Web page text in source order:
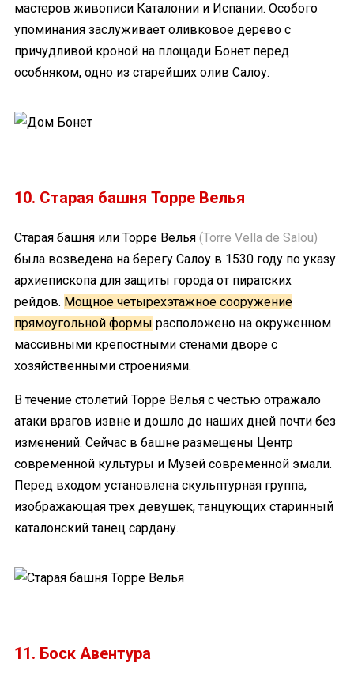
мастеров живописи Каталонии и Испании. Особого
упоминания заслуживает оливковое дерево с
причудливой кроной на площади Бонет перед
особняком, одно из старейших олив Салоу.
10. Старая башня Торре Велья
Старая башня или Торре Велья (Torre Vella de Salou)
была возведена на берегу Салоу в 1530 году по указу
архиепископа для защиты города от пиратских
рейдов. Мощное четырехэтажное сооружение
прямоугольной формы расположено на окруженном
массивными крепостными стенами дворе с
хозяйственными строениями.
В течение столетий Торре Велья с честью отражало
атаки врагов извне и дошло до наших дней почти без
изменений. Сейчас в башне размещены Центр
современной культуры и Музей современной эмали.
Перед входом установлена скульптурная группа,
изображающая трех девушек, танцующих старинный
каталонский танец сардану.
11. Боск Авентура